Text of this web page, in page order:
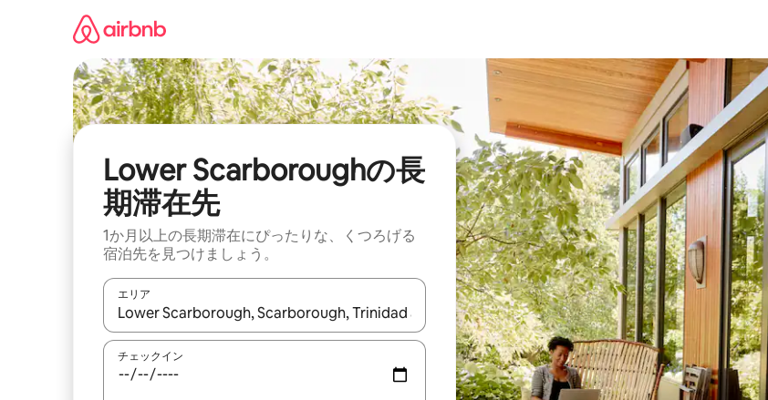
Lower Scarboroughの長
期滞在先
1か月以上の長期滞在にぴったりな、くつろげる
宿泊先を見つけましょう。
エリア
検索結果が表示されたら、上下の矢印キーを使って移動するか、画面をタッチまたはスワイプして検索結果を確認
チェックイン